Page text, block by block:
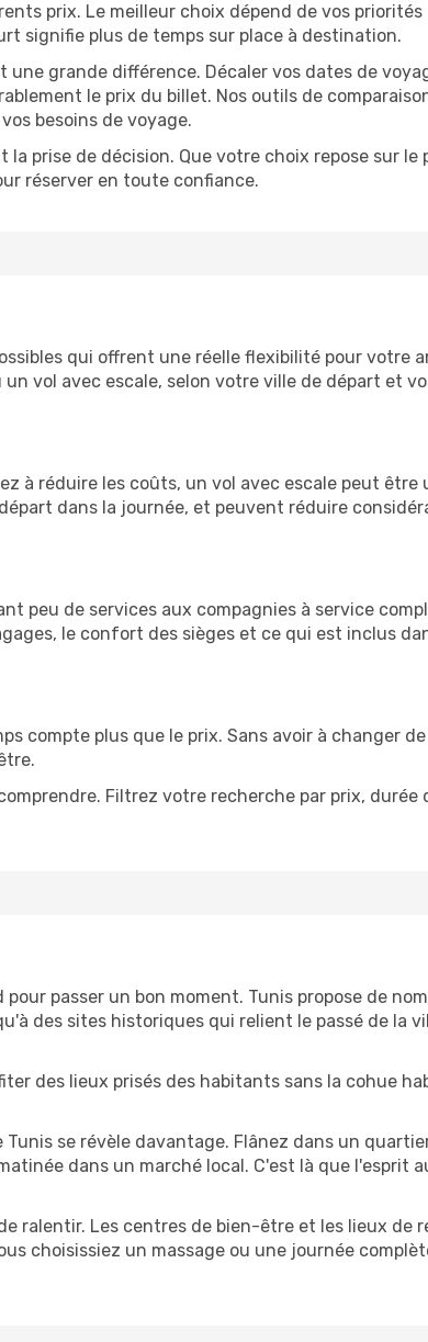
prix. Le meilleur choix dépend de vos priorités
signifie plus de temps sur place à destination.
grande différence. Décaler vos dates de
le prix du billet. Nos outils de
besoins de voyage.
prise de décision. Que votre choix repose sur le
réserver en toute confiance.
qui offrent une réelle flexibilité pour votre
vol avec escale, selon votre ville de départ et
à réduire les coûts, un vol avec escale peut être
dans la journée, et peuvent réduire
peu de services aux compagnies à service
le confort des sièges et ce qui est inclus
compte plus que le prix. Sans avoir à changer
Filtrez votre recherche par prix, durée
passer un bon moment. Tunis propose de
des sites historiques qui relient le passé de la
des lieux prisés des habitants sans la cohue
se révèle davantage. Flânez dans un
dans un marché local. C'est là que l'esprit
ralentir. Les centres de bien-être et les lieux de
choisissiez un massage ou une journée